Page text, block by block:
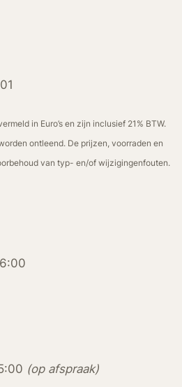
in Euro’s en zijn inclusief 21% BTW.
ontleend. De prijzen, voorraden en
van typ- en/of wijzigingenfouten.
(op afspraak)